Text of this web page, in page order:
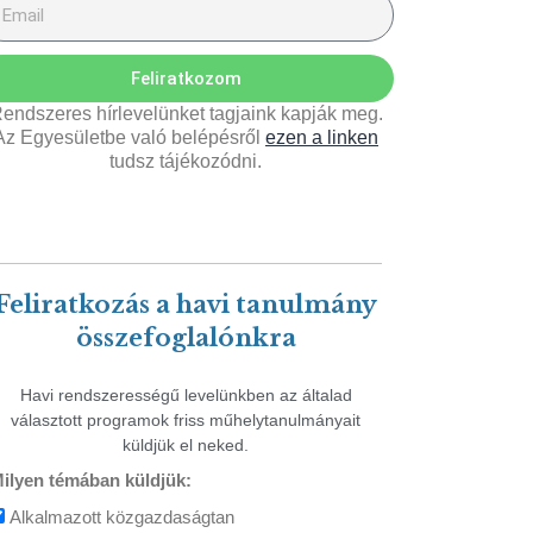
Feliratkozom
hírlevelünket tagjaink kapják meg.
Egyesületbe való belépésről ezen a linken
tudsz tájékozódni.
a havi tanulmány
összefoglalónkra
Havi rendszerességű levelünkben az általad
választott programok friss műhelytanulmányait
küldjük el neked.
témában küldjük:
Alkalmazott közgazdaságtan